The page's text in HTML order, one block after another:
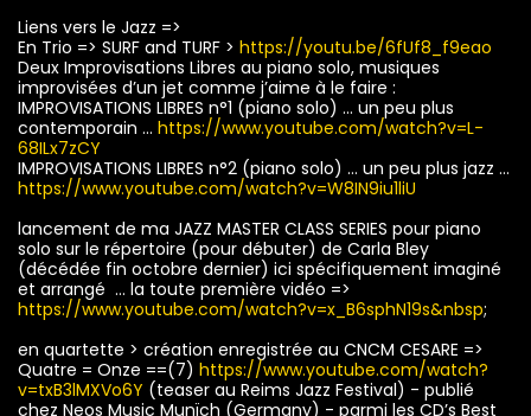
Liens vers le Jazz =>
En Trio => SURF and TURF > https://youtu.be/6fUf8_f9eao
Deux Improvisations Libres au piano solo, musiques
improvisées d’un jet comme j’aime à le faire :
IMPROVISATIONS LIBRES n°1 (piano solo) … un peu plus
contemporain … https://www.youtube.com/watch?v=L-
68ILx7zCY
IMPROVISATIONS LIBRES n°2 (piano solo) … un peu plus jazz …
https://www.youtube.com/watch?v=W8IN9iu1liU
lancement de ma JAZZ MASTER CLASS SERIES pour piano
solo sur le répertoire (pour débuter) de Carla Bley
(décédée fin octobre dernier) ici spécifiquement imaginé
et arrangé … la toute première vidéo =>
https://www.youtube.com/watch?v=x_B6sphN19s&nbsp;
en quartette > création enregistrée au CNCM CESARE =>
Quatre = Onze ==(7) https://www.youtube.com/watch?
v=txB3lMXVo6Y (teaser au Reims Jazz Festival) - publié
chez Neos Music Munïch (Germany) - parmi les CD’s Best